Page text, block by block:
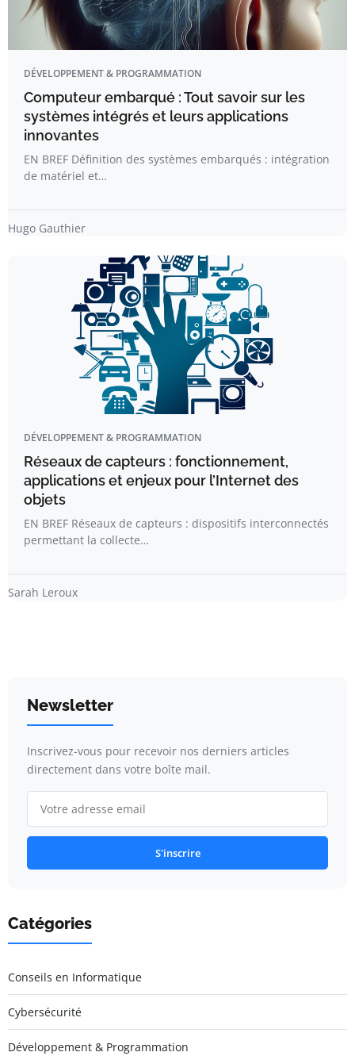
DÉVELOPPEMENT & PROGRAMMATION
Computeur embarqué : Tout savoir sur les
systèmes intégrés et leurs applications
innovantes
EN BREF Définition des systèmes embarqués : intégration
de matériel et…
Hugo Gauthier
DÉVELOPPEMENT & PROGRAMMATION
Réseaux de capteurs : fonctionnement,
applications et enjeux pour l’Internet des
objets
EN BREF Réseaux de capteurs : dispositifs interconnectés
permettant la collecte…
Sarah Leroux
Newsletter
Inscrivez-vous pour recevoir nos derniers articles
directement dans votre boîte mail.
S'inscrire
Catégories
Conseils en Informatique
Cybersécurité
Développement & Programmation